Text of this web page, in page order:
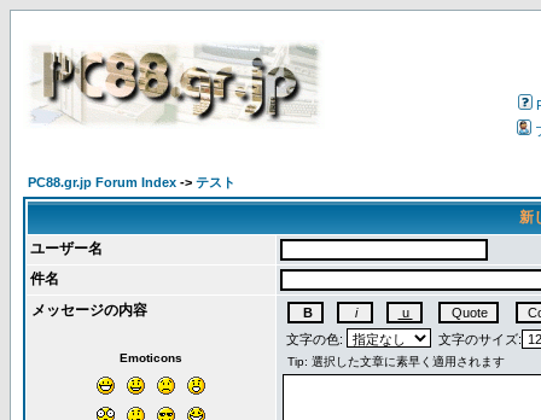
PC88.gr.jp Forum Index -> テスト
新
ユーザー名
件名
メッセージの内容
Emoticons
文字の色: 文字のサイズ: